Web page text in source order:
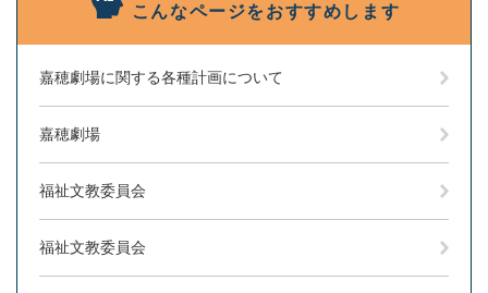
こんなページをおすすめします
嘉穂劇場に関する各種計画について
嘉穂劇場
福祉文教委員会
福祉文教委員会